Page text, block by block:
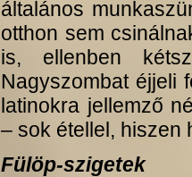
általános
otthon sem
is, ellenben
Nagyszombat éjjeli
latinokra jellemző
– sok étellel,
Fülöp-szigetek